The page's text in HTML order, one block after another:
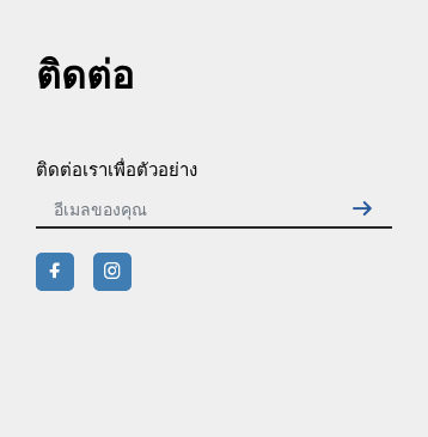
ติดต่อ
ติดต่อเราเพื่อตัวอย่าง